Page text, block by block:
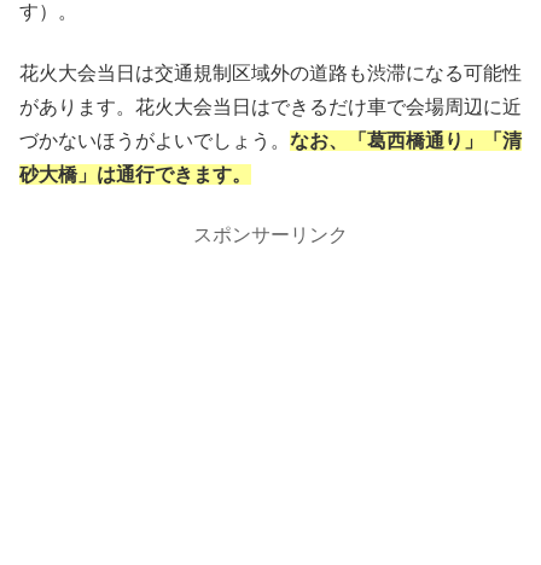
す）。
花火大会当日は交通規制区域外の道路も渋滞になる可能性
があります。花火大会当日はできるだけ車で会場周辺に近
づかないほうがよいでしょう。 なお、「葛西橋通り」「清
砂大橋」は通行できます。
スポンサーリンク